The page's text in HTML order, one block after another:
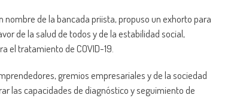
nombre de la bancada priista, propuso un exhorto para
de la salud de todos y de la estabilidad social,
el tratamiento de COVID-19.
gremios empresariales y de la sociedad
las capacidades de diagnóstico y seguimiento de